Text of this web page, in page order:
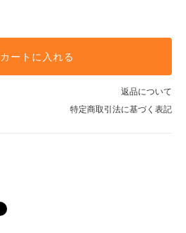
カートに入れる
返品について
特定商取引法に基づく表記